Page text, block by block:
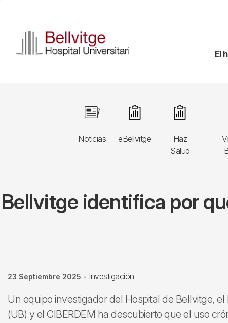
contenido
principal
El
Noticias
Image
eBellvitge
Image
Haz
Salud
Image
Bellvitge identifica por
23 Septiembre 2025 - Investigación
Un equipo investigador del Hospital de Bellvitge,
(UB) y el CIBERDEM ha descubierto que el uso